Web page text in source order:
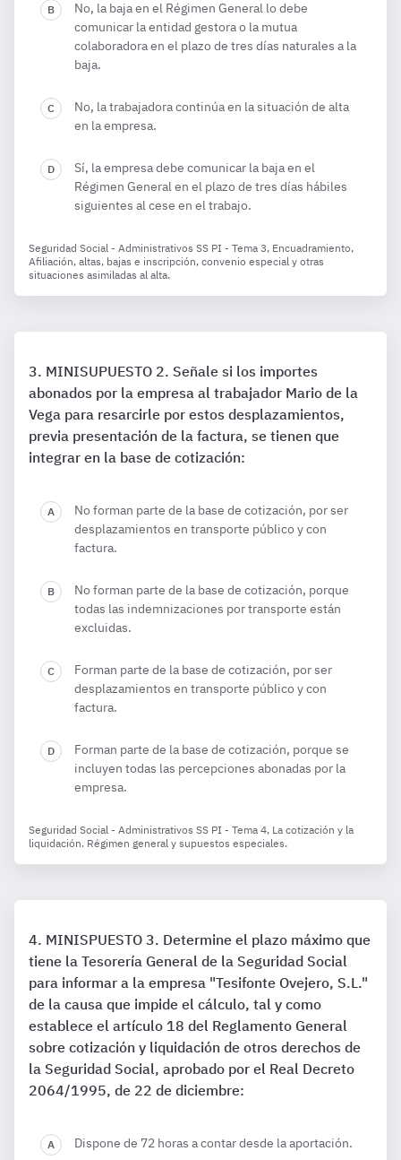
No, la baja en el Régimen General lo debe
comunicar la entidad gestora o la mutua
colaboradora en el plazo de tres días naturales a la
baja.
No, la trabajadora continúa en la situación de alta
en la empresa.
Sí, la empresa debe comunicar la baja en el
Régimen General en el plazo de tres días hábiles
siguientes al cese en el trabajo.
Seguridad Social - Administrativos SS PI - Tema 3, Encuadramiento,
Afiliación, altas, bajas e inscripción, convenio especial y otras
situaciones asimiladas al alta.
MINISUPUESTO 2. Señale si los importes
abonados por la empresa al trabajador Mario de la
Vega para resarcirle por estos desplazamientos,
previa presentación de la factura, se tienen que
integrar en la base de cotización:
No forman parte de la base de cotización, por ser
desplazamientos en transporte público y con
factura.
No forman parte de la base de cotización, porque
todas las indemnizaciones por transporte están
excluidas.
Forman parte de la base de cotización, por ser
desplazamientos en transporte público y con
factura.
Forman parte de la base de cotización, porque se
incluyen todas las percepciones abonadas por la
empresa.
Seguridad Social - Administrativos SS PI - Tema 4, La cotización y la
liquidación. Régimen general y supuestos especiales.
MINISPUESTO 3. Determine el plazo máximo que
tiene la Tesorería General de la Seguridad Social
para informar a la empresa "Tesifonte Ovejero, S.L."
de la causa que impide el cálculo, tal y como
establece el artículo 18 del Reglamento General
sobre cotización y liquidación de otros derechos de
la Seguridad Social, aprobado por el Real Decreto
2064/1995, de 22 de diciembre:
Dispone de 72 horas a contar desde la aportación.